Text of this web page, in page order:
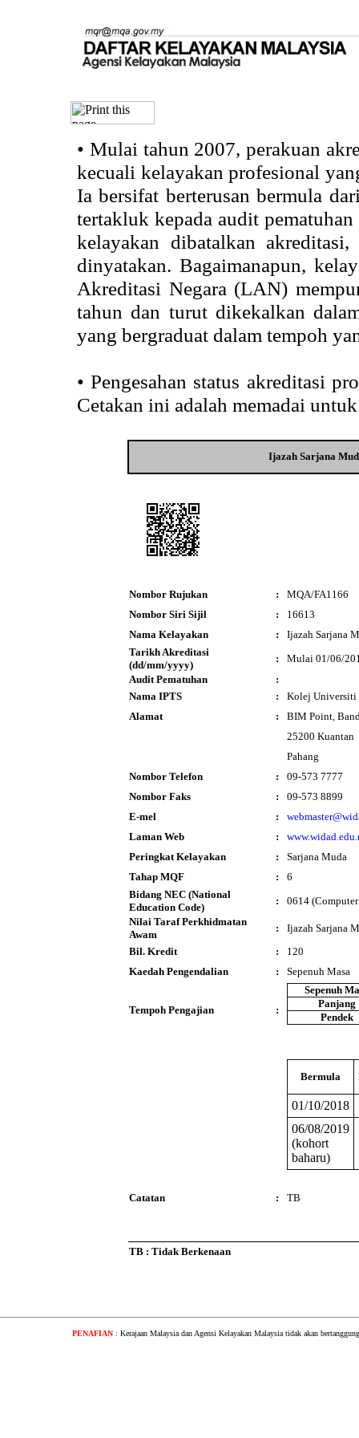
• Mulai tahun 2007, perakuan
kecuali kelayakan profesional
Ia bersifat berterusan bermula
tertakluk kepada audit
kelayakan dibatalkan
dinyatakan. Bagaimanapun,
Akreditasi Negara (LAN)
tahun dan turut dikekalkan
yang bergraduat dalam tempoh
• Pengesahan status akreditasi
Cetakan ini adalah memadai
Ijazah Sarjana
Nombor Rujukan :
MQA/FA1166
Nombor Siri Sijil
:
16613
Nama Kelayakan
:
Ijazah Sarjana
Tarikh Akreditasi
(dd/mm/yyyy)
:
Mulai 01/06/
Audit Pematuhan
:
Nama IPTS
:
Kolej Universiti
Alamat
:
BIM Point,
25200 Kuantan
Pahang
Nombor Telefon
:
09-573 7777
Nombor Faks
:
09-573 8899
E-mel
:
Laman Web
:
Peringkat Kelayakan
:
Sarjana Muda
Tahap MQF
:
6
Bidang NEC (National
Education Code)
:
0614 (Computer
Nilai Taraf Perkhidmatan
Awam
:
Ijazah Sarjana
Bil. Kredit
:
120
Kaedah Pengendalian
: Sepenuh Masa
Tempoh Pengajian :
Sepenuh
Panjang
Pendek
Bermula
01/10/2018
06/08/2019
(kohort
baharu)
Catatan : TB
TB : Tidak Berkenaan
PENAFIAN : Kerajaan Malaysia dan Agensi Kelayakan Malaysia tidak akan